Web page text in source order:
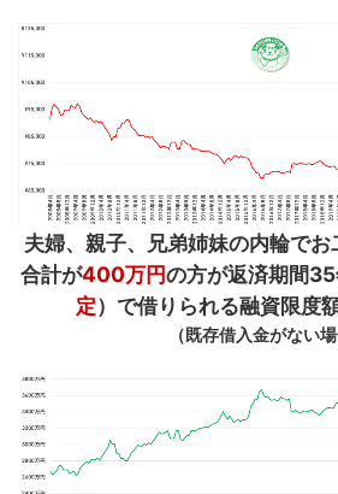
夫婦、親子、兄弟姉妹の内輪で
合計が400万円の方が返済期間
定）で借りられる融資限度
（既存借入金がない場